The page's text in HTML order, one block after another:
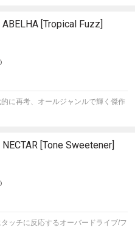
ABELHA [Tropical Fuzz]
に再考、オールジャンルで輝く傑作
NECTAR [Tone Sweetener]
ッチに反応するオーバードライブ/フ